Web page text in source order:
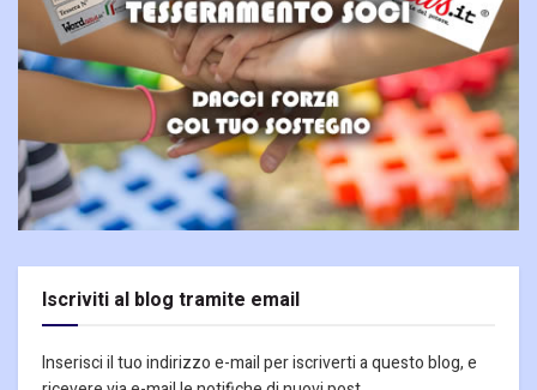
Iscriviti al blog tramite email
Inserisci il tuo indirizzo e-mail per iscriverti a questo blog, e